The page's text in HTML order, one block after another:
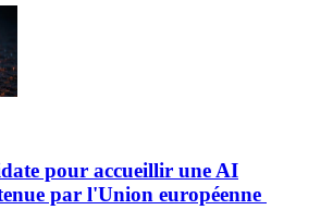
pour accueillir une AI
par l'Union européenne